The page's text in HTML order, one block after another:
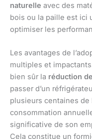
naturelle avec des
bois ou la paille est ici
optimiser les
Les avantages de
multiples et
bien sûr la réduction
passer d’un
plusieurs centaines
consommation
significative de son
Cela constitue un